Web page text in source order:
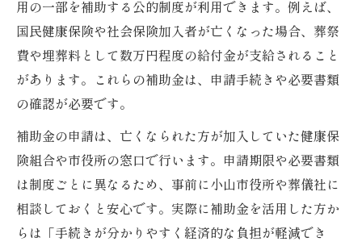
用の一部を補助する公的制度が利用できます。例えば、
国民健康保険や社会保険加入者が亡くなった場合、葬祭
費や埋葬料として数万円程度の給付金が支給されること
があります。これらの補助金は、申請手続きや必要書類
の確認が必要です。
補助金の申請は、亡くなられた方が加入していた健康保
険組合や市役所の窓口で行います。申請期限や必要書類
は制度ごとに異なるため、事前に小山市役所や葬儀社に
相談しておくと安心です。実際に補助金を活用した方か
らは「手続きが分かりやすく経済的な負担が軽減でき